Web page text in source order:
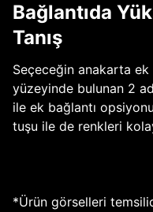
Bağlantıda
Tanış
Seçeceğin anakarta
yüzeyinde bulunan 2
ile ek bağlantı
tuşu ile de renkleri
*Ürün görselleri